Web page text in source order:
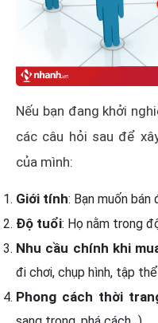
Nếu bạn đang khởi
các câu hỏi sau để
của mình:
Giới tính: Bạn muốn bán
Độ tuổi: Họ nằm trong
Nhu cầu chính khi
đi chơi, chụp hình, tập
Phong cách thời